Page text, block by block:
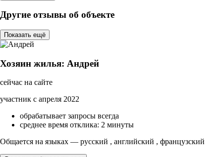
Другие отзывы об объекте
Показать ещё
Хозяин жилья: Андрей
сейчас на сайте
участник с апреля 2022
обрабатывает запросы всегда
среднее время отклика: 2 минуты
Общается на языках — русский , английский , французский